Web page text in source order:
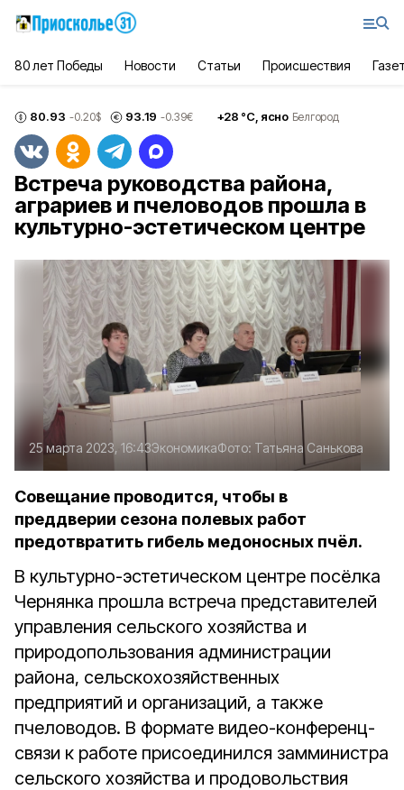
80 лет Победы Новости Статьи Происшествия
80.93 -0.20$ 93.19 -0.39€ +28 °С, ясно Белгород
Встреча руководства района,
аграриев и пчеловодов прошла в
культурно-эстетическом центре
25 марта 2023, 16:43ЭкономикаФото: Татьяна Санькова
Совещание проводится, чтобы в
преддверии сезона полевых работ
предотвратить гибель медоносных пчёл.
В культурно-эстетическом центре посёлка
Чернянка прошла встреча представителей
управления сельского хозяйства и
природопользования администрации
района, сельскохозяйственных
предприятий и организаций, а также
пчеловодов. В формате видео-конференц-
связи к работе присоединился замминистра
сельского хозяйства и продовольствия